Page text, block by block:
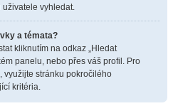
uživatele vyhledat.
a témata?
kliknutím na odkaz „Hledat
panelu, nebo přes váš profil. Pro
využijte stránku pokročilého
kritéria.